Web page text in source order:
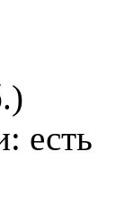
есть